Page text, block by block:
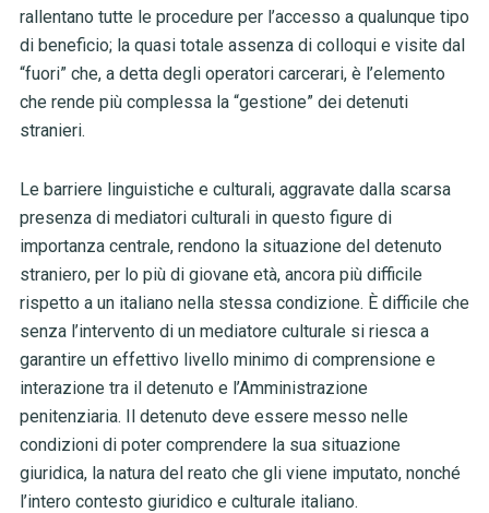
rallentano tutte le procedure per l’accesso a qualunque tipo
di beneficio; la quasi totale assenza di colloqui e visite dal
“fuori” che, a detta degli operatori carcerari, è l’elemento
che rende più complessa la “gestione” dei detenuti
stranieri.
Le barriere linguistiche e culturali, aggravate dalla scarsa
presenza di mediatori culturali in questo figure di
importanza centrale, rendono la situazione del detenuto
straniero, per lo più di giovane età, ancora più difficile
rispetto a un italiano nella stessa condizione. È difficile che
senza l’intervento di un mediatore culturale si riesca a
garantire un effettivo livello minimo di comprensione e
interazione tra il detenuto e l’Amministrazione
penitenziaria. Il detenuto deve essere messo nelle
condizioni di poter comprendere la sua situazione
giuridica, la natura del reato che gli viene imputato, nonché
l’intero contesto giuridico e culturale italiano.